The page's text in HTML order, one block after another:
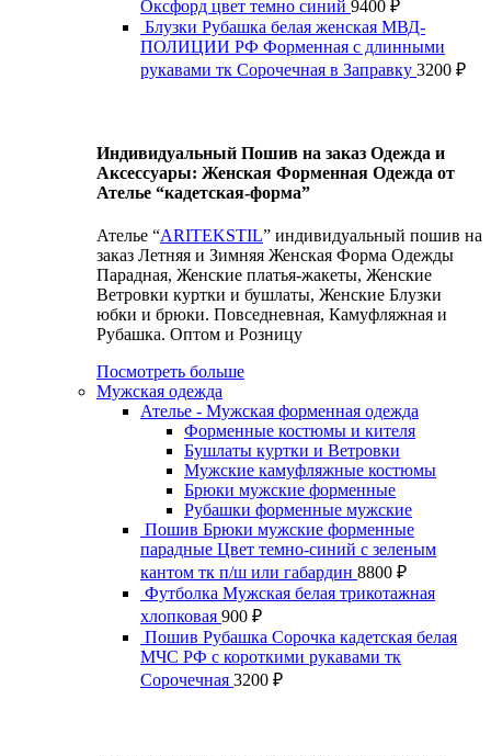
Оксфорд цвет темно синий 9400 ₽
Блузки Рубашка белая женская МВД-
ПОЛИЦИИ РФ Форменная с длинными
рукавами тк Сорочечная в Заправку 3200 ₽
Индивидуальный Пошив на заказ Одежда и
Аксессуары: Женская Форменная Одежда от
Ателье “кадетская-форма”
Ателье “ARITEKSTIL” индивидуальный пошив на
заказ Летняя и Зимняя Женская Форма Одежды
Парадная, Женские платья-жакеты, Женские
Ветровки куртки и бушлаты, Женские Блузки
юбки и брюки. Повседневная, Камуфляжная и
Рубашка. Оптом и Розницу
Посмотреть больше
Мужская одежда
Ателье - Мужская форменная одежда
Форменные костюмы и кителя
Бушлаты куртки и Ветровки
Мужские камуфляжные костюмы
Брюки мужские форменные
Рубашки форменные мужские
Пошив Брюки мужские форменные
парадные Цвет темно-синий с зеленым
кантом тк п/ш или габардин 8800 ₽
Футболка Мужская белая трикотажная
хлопковая 900 ₽
Пошив Рубашка Сорочка кадетская белая
МЧС РФ с короткими рукавами тк
Сорочечная 3200 ₽